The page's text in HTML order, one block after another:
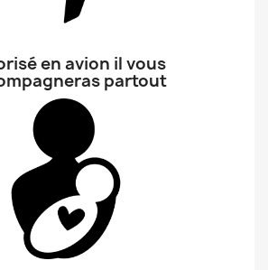
en avion il vous
partout